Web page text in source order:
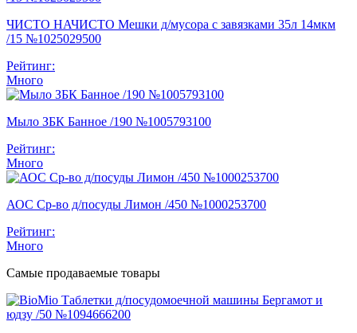
ЧИСТО НАЧИСТО Мешки д/мусора с завязками 35л 14мкм
/15 №1025029500
Рейтинг:
Много
Мыло ЗБК Банное /190 №1005793100
Рейтинг:
Много
АОС Ср-во д/посуды Лимон /450 №1000253700
Рейтинг:
Много
Самые продаваемые товары